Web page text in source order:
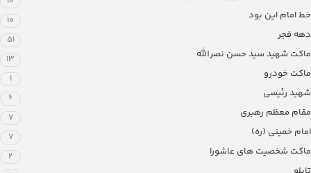
خط امام این بود 10
دهه فجر 51
ماکت شهید سید حسن نصرالله 13
ماکت خودرو 1
شهید رئیسی 6
مقام معظم رهبری 7
امام خمینی (ره) 7
ماکت شخصیت های عاشورا 2